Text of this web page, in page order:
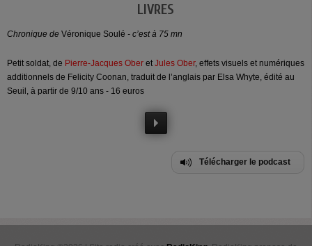
LIVRES
Chronique de Véronique Soulé - c’est à 75 mn
Petit soldat, de Pierre-Jacques Ober et Jules Ober, effets visuels et numériques
additionnels de Felicity Coonan, traduit de l’anglais par Elsa Whyte, édité au
Seuil, à partir de 9/10 ans - 16 euros
Télécharger le podcast